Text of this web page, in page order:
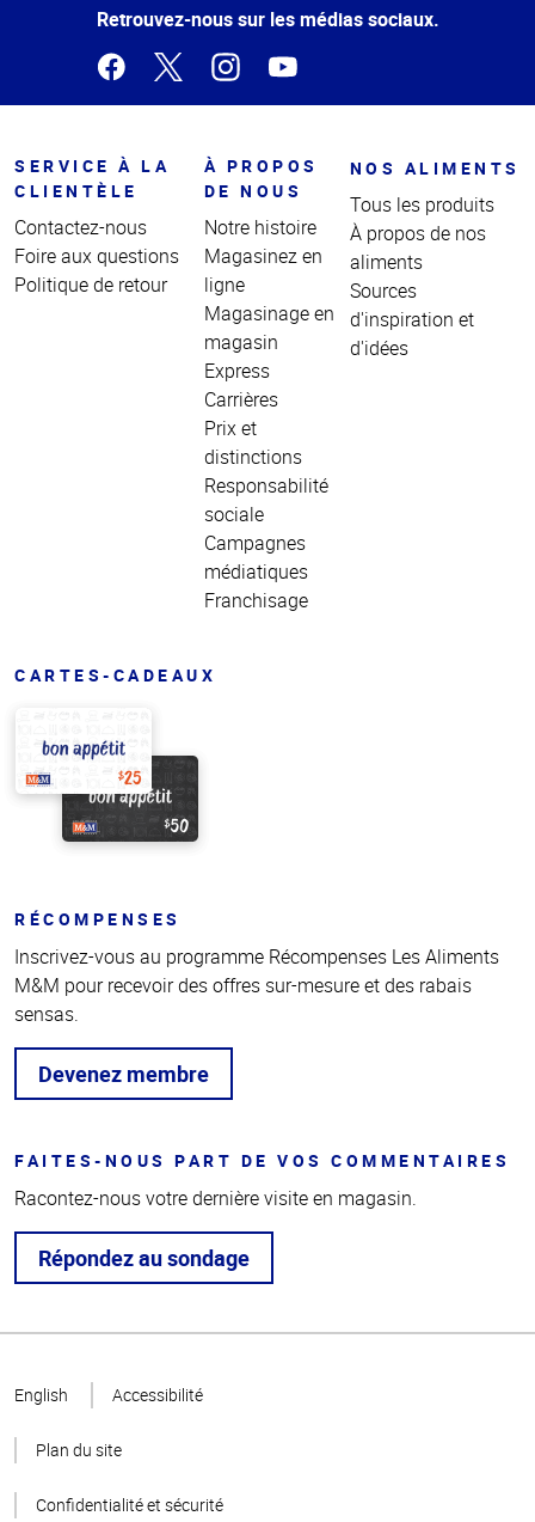
Retrouvez-nous sur les médias sociaux.
SERVICE À LA
CLIENTÈLE
Contactez-nous
Foire aux questions
Politique de retour
À PROPOS
DE NOUS
Notre histoire
Magasinez en
ligne
Magasinage en
magasin
Express
Carrières
Prix et
distinctions
Responsabilité
sociale
Campagnes
médiatiques
Franchisage
NOS ALIMENTS
Tous les produits
À propos de nos
aliments
Sources
d'inspiration et
d'idées
CARTES-CADEAUX
RÉCOMPENSES
Inscrivez-vous au programme Récompenses Les Aliments
M&M pour recevoir des offres sur-mesure et des rabais
sensas.
Devenez membre
FAITES-NOUS PART DE VOS COMMENTAIRES
Racontez-nous votre dernière visite en magasin.
Répondez au sondage
page
English Accessibilité
Plan du site
Confidentialité et sécurité